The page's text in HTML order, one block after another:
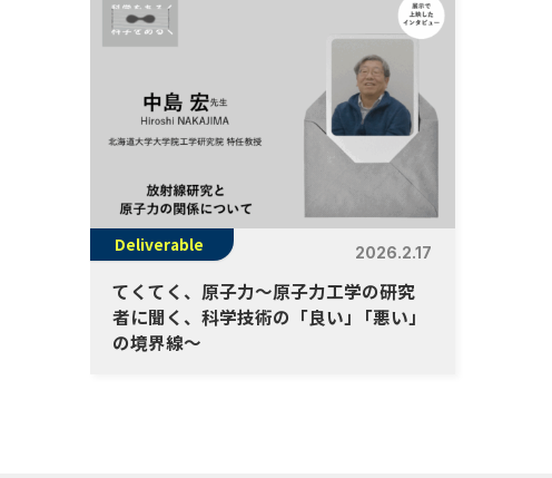
Deliverable 2026.2.17
てくてく、原子力～原子力工学の研究
者に聞く、科学技術の「良い」
「悪い」
の境界線～